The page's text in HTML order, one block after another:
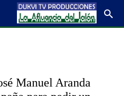
Manuel Aranda